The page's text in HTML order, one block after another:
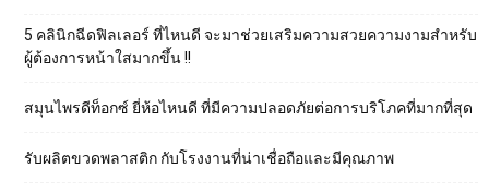
5 คลินิกฉีดฟิลเลอร์ ที่ไหนดี จะมาช่วยเสริมความสวยความงามสำหรับ
ผู้ต้องการหน้าใสมากขึ้น !!
สมุนไพรดีท็อกซ์ ยี่ห้อไหนดี ที่มีความปลอดภัยต่อการบริโภคที่มากที่สุด
รับผลิตขวดพลาสติก กับโรงงานที่น่าเชื่อถือและมีคุณภาพ